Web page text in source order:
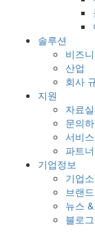
솔루션
비즈
산업
회사
지원
자료실
문의
서비스
파트너
기업정보
기업
브랜드
뉴스
블로그